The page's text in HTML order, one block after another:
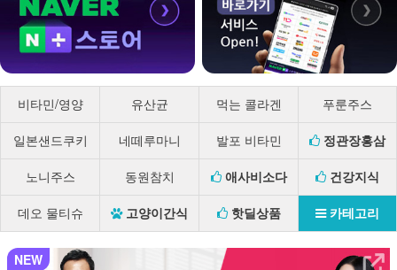
비타민/영양 유산균 먹는 콜라겐
푸룬주스
일본샌드쿠키
네떼루마니 발포 비타민 정관장홍삼
노니주스 동원참치 애사비소다 건강지식
데오 물티슈 고양이간식 핫딜상품 카테고리
NEW